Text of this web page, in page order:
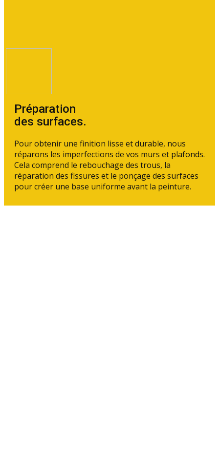
Préparation
des surfaces.
Pour obtenir une finition lisse et durable, nous
réparons les imperfections de vos murs et plafonds.
Cela comprend le rebouchage des trous, la
réparation des fissures et le ponçage des surfaces
pour créer une base uniforme avant la peinture.